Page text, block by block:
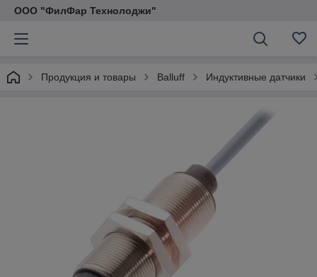
ООО "ФилФар Технолоджи"
Продукция и товары Balluff Индуктивные датчики